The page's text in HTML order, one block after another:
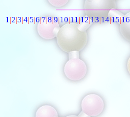
1|2|3|4|5|6|7|8|9|10|11|12|13|14|15|16